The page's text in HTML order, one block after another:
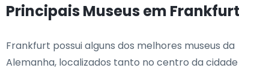
Principais Museus em Frankfurt
Frankfurt possui alguns dos melhores museus da
Alemanha, localizados tanto no centro da cidade